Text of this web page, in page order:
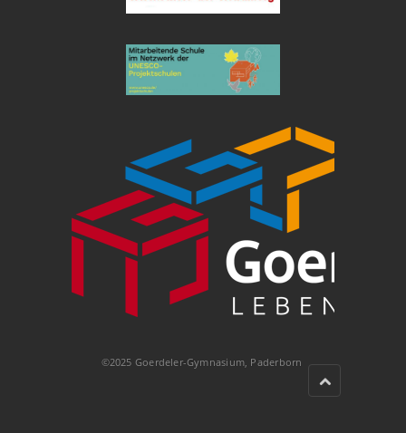
©2025 Goerdeler-Gymnasium, Paderborn